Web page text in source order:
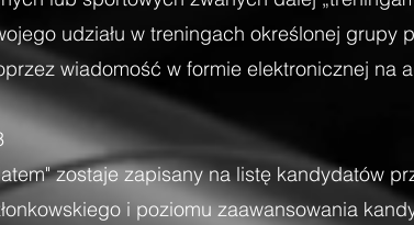
udziału w treningach określonej grupy
wiadomość w formie elektronicznej na
zostaje zapisany na listę kandydatów
i poziomu zaawansowania